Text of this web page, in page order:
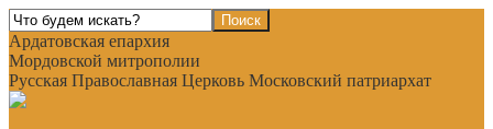
Ардатовская епархия
Мордовской митрополии
Русская Православная Церковь Московский патриархат